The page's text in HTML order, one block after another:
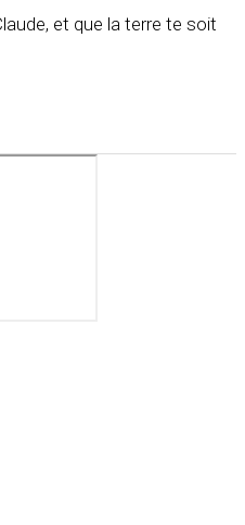
et que la terre te soit